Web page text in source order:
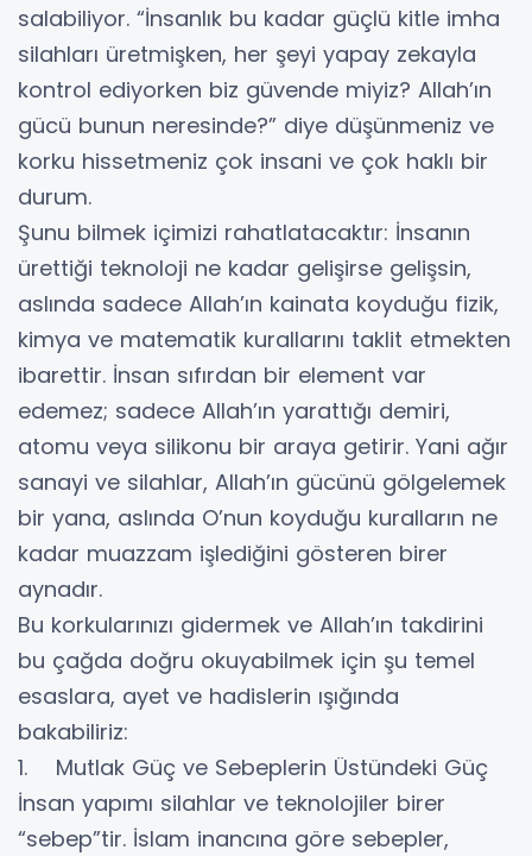
salabiliyor. “İnsanlık bu kadar güçlü kitle imha
silahları üretmişken, her şeyi yapay zekayla
kontrol ediyorken biz güvende miyiz? Allah’ın
gücü bunun neresinde?” diye düşünmeniz ve
korku hissetmeniz çok insani ve çok haklı bir
durum.
Şunu bilmek içimizi rahatlatacaktır: İnsanın
ürettiği teknoloji ne kadar gelişirse gelişsin,
aslında sadece Allah’ın kainata koyduğu fizik,
kimya ve matematik kurallarını taklit etmekten
ibarettir. İnsan sıfırdan bir element var
edemez; sadece Allah’ın yarattığı demiri,
atomu veya silikonu bir araya getirir. Yani ağır
sanayi ve silahlar, Allah’ın gücünü gölgelemek
bir yana, aslında O’nun koyduğu kuralların ne
kadar muazzam işlediğini gösteren birer
aynadır.
Bu korkularınızı gidermek ve Allah’ın takdirini
bu çağda doğru okuyabilmek için şu temel
esaslara, ayet ve hadislerin ışığında
bakabiliriz:
1. Mutlak Güç ve Sebeplerin Üstündeki Güç
İnsan yapımı silahlar ve teknolojiler birer
“sebep”tir. İslam inancına göre sebepler,